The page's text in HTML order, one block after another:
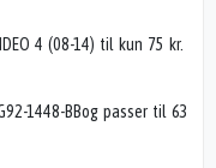
4 (08-14) til kun 75 kr.
1448-BBog passer til 63